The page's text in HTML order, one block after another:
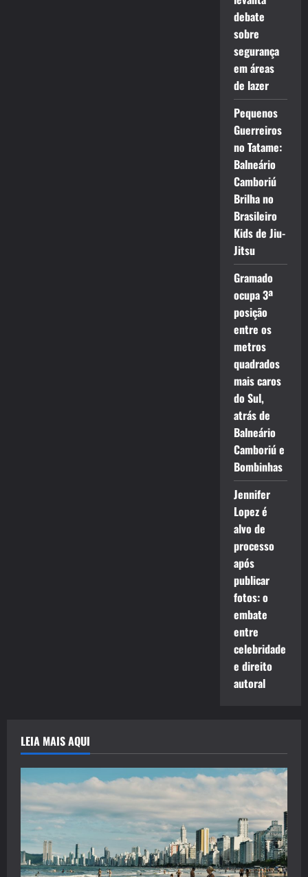
debate
sobre
segurança
em áreas
de lazer
Pequenos
Guerreiros
no Tatame:
Balneário
Camboriú
Brilha no
Brasileiro
Kids de Jiu-
Jitsu
Gramado
ocupa 3ª
posição
entre os
metros
quadrados
mais caros
do Sul,
atrás de
Balneário
Camboriú e
Bombinhas
Jennifer
Lopez é
alvo de
processo
após
publicar
fotos: o
embate
entre
celebridade
e direito
autoral
LEIA MAIS AQUI